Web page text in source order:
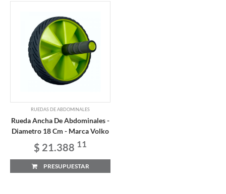
RUEDAS DE ABDOMINALES
Rueda Ancha De Abdominales -
Diametro 18 Cm - Marca Volko
$ 21.388 11
PRESUPUESTAR